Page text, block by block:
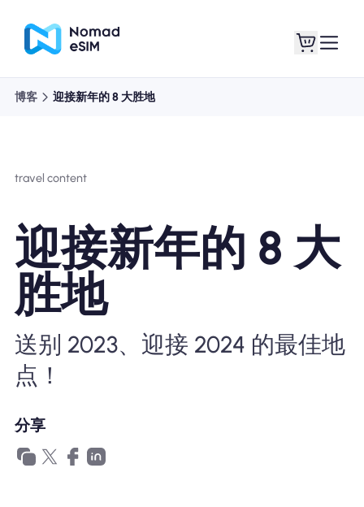
商城
关于 eSIM
为什么选择Nomad eSIM
使用 eSIM
博客 迎接新年的 8 大胜地
travel content
迎接新年的 8 大
胜地
送别 2023、迎接 2024 的最佳地
点！
分享